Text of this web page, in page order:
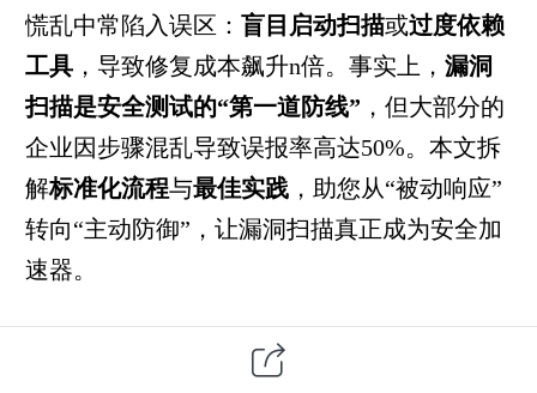
慌乱中常陷入误区： 盲目启动扫描或过度依赖
工具 ，导致修复成本飙升n倍。事实上， 漏洞
扫描是安全测试的“第一道防线” ，但大部分的
企业因步骤混乱导致误报率高达50%。本文拆
解标准化流程与最佳实践 ，助您从“被动响应”
转向“主动防御”，让漏洞扫描真正成为安全加
速器。
一、漏洞扫描的6大关键步骤：避免“盲人摸